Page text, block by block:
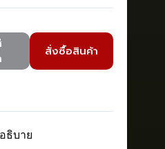
สั่งซื้อสินค้า
ธิบาย